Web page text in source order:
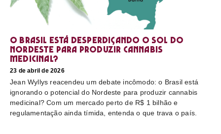
O Brasil está desperdiçando o sol do
nordeste para produzir cannabis
medicinal?
23 de abril de 2026
Jean Wyllys reacendeu um debate incômodo: o Brasil está
ignorando o potencial do Nordeste para produzir cannabis
medicinal? Com um mercado perto de R$ 1 bilhão e
regulamentação ainda tímida, entenda o que trava o país.